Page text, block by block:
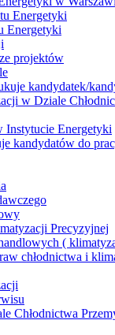
Energetyki
Energetyki
projektów
kandydatek/
w Dziale
Instytucie Energetyki
kandydatów do
Precyzyjnej
(
chłodnictwa i
Chłodnictwa